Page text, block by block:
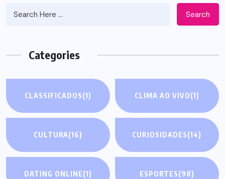
Search
Categories
CLASSIFICADOS(1) CLIMA AO VIVO(1)
CULTURA(16) CURIOSIDADES(14)
DATING ONLINE(1) ESPORTES(98)